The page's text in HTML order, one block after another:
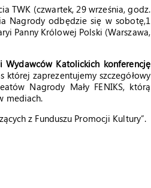
TWK (czwartek, 29 września, godz.
Nagrody odbędzie się w sobotę,1
Panny Królowej Polski (Warszawa,
Wydawców Katolickich konferencję
której zaprezentujemy szczegółowy
Nagrody Mały FENIKS, którą
mediach.
z Funduszu Promocji Kultury”.